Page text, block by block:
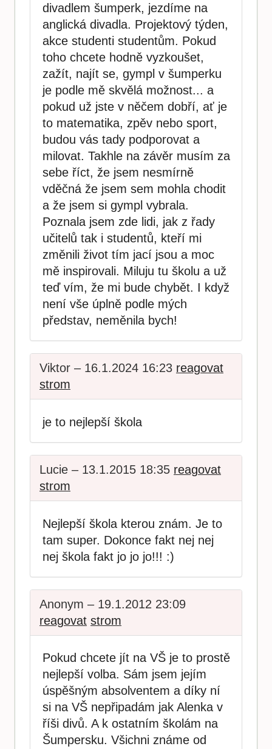
divadlem šumperk, jezdíme na
anglická divadla. Projektový týden,
akce studenti studentům. Pokud
toho chcete hodně vyzkoušet,
zažít, najít se, gympl v šumperku
je podle mě skvělá možnost... a
pokud už jste v něčem dobří, ať je
to matematika, zpěv nebo sport,
budou vás tady podporovat a
milovat. Takhle na závěr musím za
sebe říct, že jsem nesmírně
vděčná že jsem sem mohla chodit
a že jsem si gympl vybrala.
Poznala jsem zde lidi, jak z řady
učitelů tak i studentů, kteří mi
změnili život tím jací jsou a moc
mě inspirovali. Miluju tu školu a už
teď vím, že mi bude chybět. I když
není vše úplně podle mých
představ, neměnila bych!
Viktor – 16.1.2024 16:23 reagovat
strom
je to nejlepší škola
Lucie – 13.1.2015 18:35 reagovat
strom
Nejlepší škola kterou znám. Je to
tam super. Dokonce fakt nej nej
nej škola fakt jo jo jo!!! :)
Anonym – 19.1.2012 23:09
reagovat strom
Pokud chcete jít na VŠ je to prostě
nejlepší volba. Sám jsem jejím
úspěšným absolventem a díky ní
si na VŠ nepřipadám jak Alenka v
říši divů. A k ostatním školám na
Šumpersku. Všichni známe od